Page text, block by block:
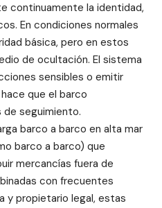
continuamente la identidad,
En condiciones normales
básica, pero en estos
de ocultación. El sistema
sensibles o emitir
que el barco
de seguimiento.
barco a barco en alta mar
barco a barco) que
mercancías fuera de
con frecuentes
y propietario legal, estas